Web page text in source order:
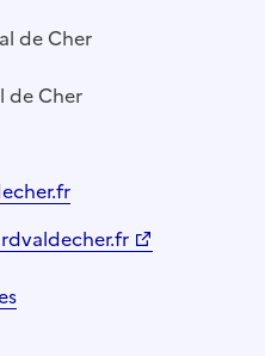
de Cher
de Cher